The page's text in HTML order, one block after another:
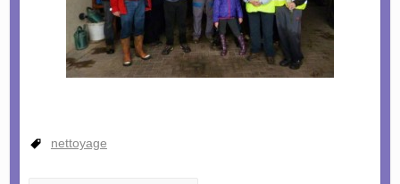
nettoyage